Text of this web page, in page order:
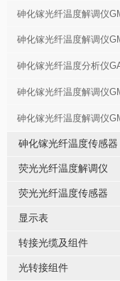
砷化镓光纤温度解调仪
砷化镓光纤温度解调仪
砷化镓光纤温度分析仪
砷化镓光纤温度解调仪
砷化镓光纤温度解调仪
砷化镓光纤温度传感器
荧光光纤温度解调仪
荧光光纤温度传感器
显示表
转接光缆及组件
光转接组件